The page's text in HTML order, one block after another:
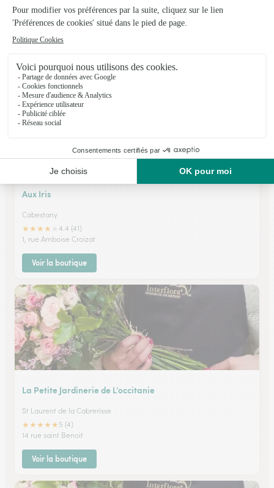
Cabestany
5, rue du Moulinas
Voir la boutique
Aux Iris
Cabestany
★★★★
4.4 (41)
1, rue Amboise Croizat
Voir la boutique
La Petite Jardinerie de L’occitanie
St Laurent de la Cabrerisse
★★★★★ 5 (4)
14 rue saint Benoit
Voir la boutique